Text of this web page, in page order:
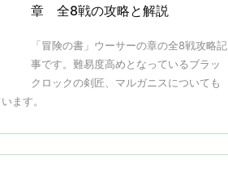
章 全8戦の攻略と解説
「冒険の書」ウーサーの章の全8戦攻略記
事です。難易度高めとなっているブラッ
クロックの剣匠、マルガニスについても
ます。